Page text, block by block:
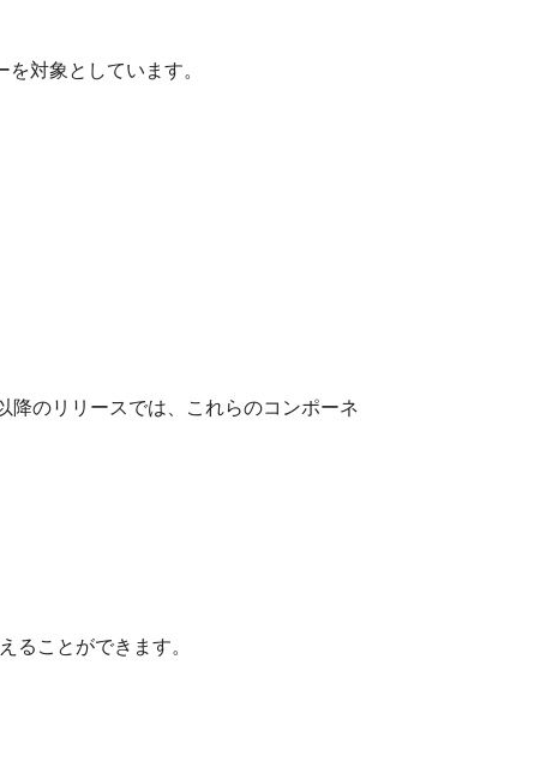
対象としています。
降のリリースでは、これらのコンポーネ
ることができます。